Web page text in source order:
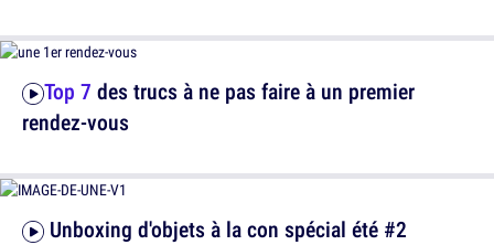
Unboxing d'objets à la con spécial été #2
Top 7 des trucs à ne pas faire à un premier
rendez-vous